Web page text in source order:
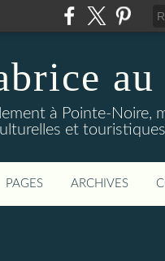
au
à Pointe-Noire,
et
PAGES ARCHIVES